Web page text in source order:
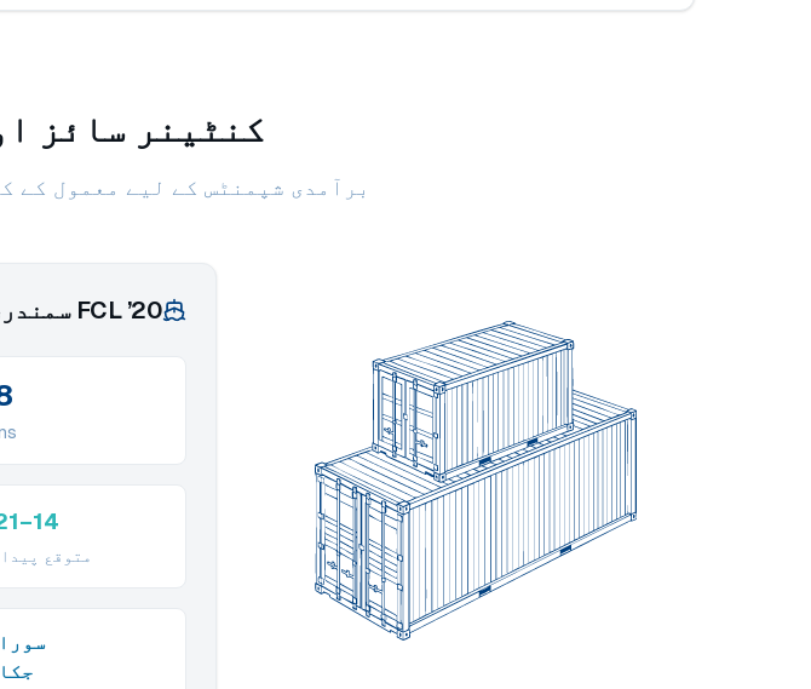
کنٹینر سائز
برآمدی شپمنٹس کے لیے معمول کے
20’ FCL سمندری کنٹینر
14–21 days
متوقع